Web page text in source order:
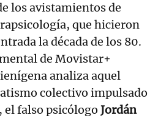
los avistamientos de
que hicieron
la década de los 80.
de Movistar+
analiza aquel
colectivo impulsado
falso psicólogo Jordán